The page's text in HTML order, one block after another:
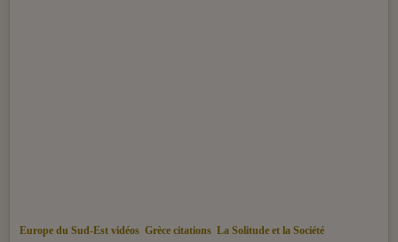
Europe du Sud-Est vidéos Grèce citations La Solitude et la Société